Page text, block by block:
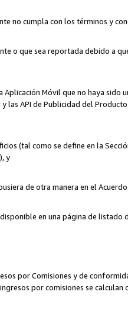
no cumpla con los términos y
o que sea reportada debido a
Móvil que no haya sido
API de Publicidad del
(tal como se define en la
y
de otra manera en el Acuerdo.
en una página de listado
por Comisiones y de
por comisiones se